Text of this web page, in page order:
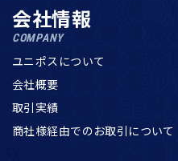
会社情報
COMPANY
ユニポスについて
会社概要
取引実績
商社様経由でのお取引について